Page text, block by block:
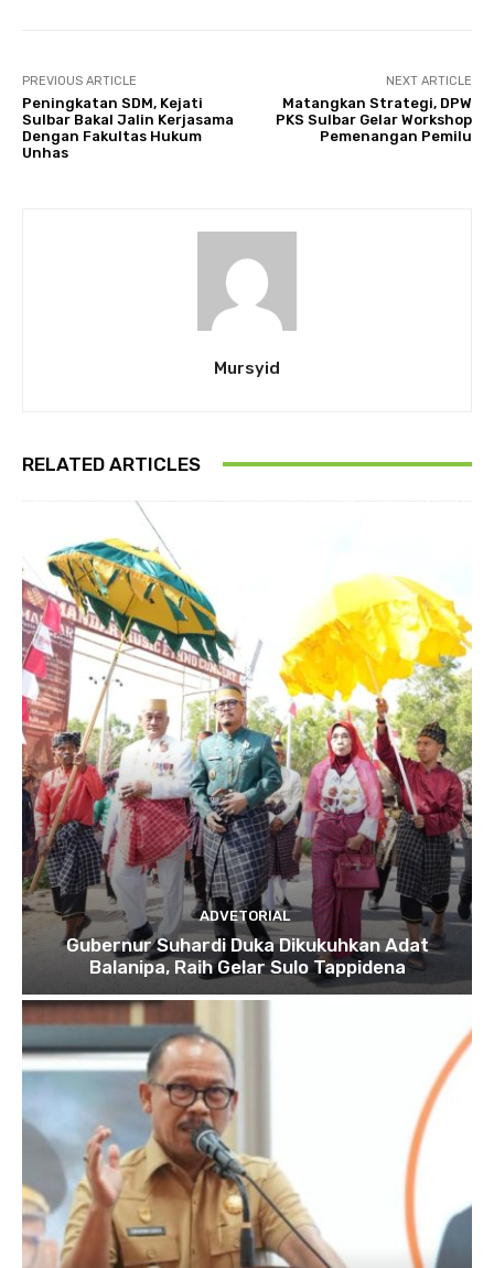
PREVIOUS ARTICLE
Peningkatan SDM, Kejati
Sulbar Bakal Jalin Kerjasama
Dengan Fakultas Hukum
Unhas
NEXT ARTICLE
Matangkan Strategi, DPW
PKS Sulbar Gelar Workshop
Pemenangan Pemilu
Mursyid
RELATED ARTICLES
ADVETORIAL
Gubernur Suhardi Duka Dikukuhkan Adat
Balanipa, Raih Gelar Sulo Tappidena